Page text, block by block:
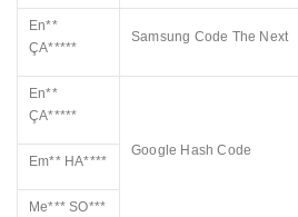
En**
ÇA*****
Samsung Code The Next
En**
ÇA*****
Google Hash Code
Em** HA****
Me*** SO***